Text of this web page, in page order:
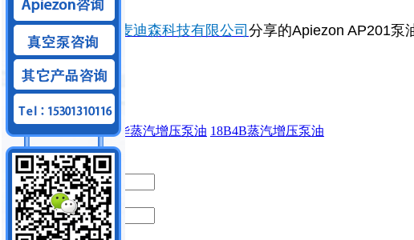
以上就是北京麦迪森科技有限公司 分享的Apiezon AP201泵
Apiezon 爱德华蒸汽增压泵油 18B4B蒸汽增压泵油
留言内容：
你的姓名：
手机号码：
电子邮箱：